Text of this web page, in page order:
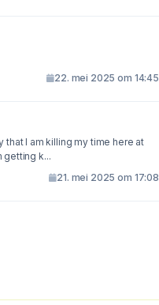
22. mei 2025 om 14:45
that I am killing my time here at
I am getting k...
21. mei 2025 om 17:08